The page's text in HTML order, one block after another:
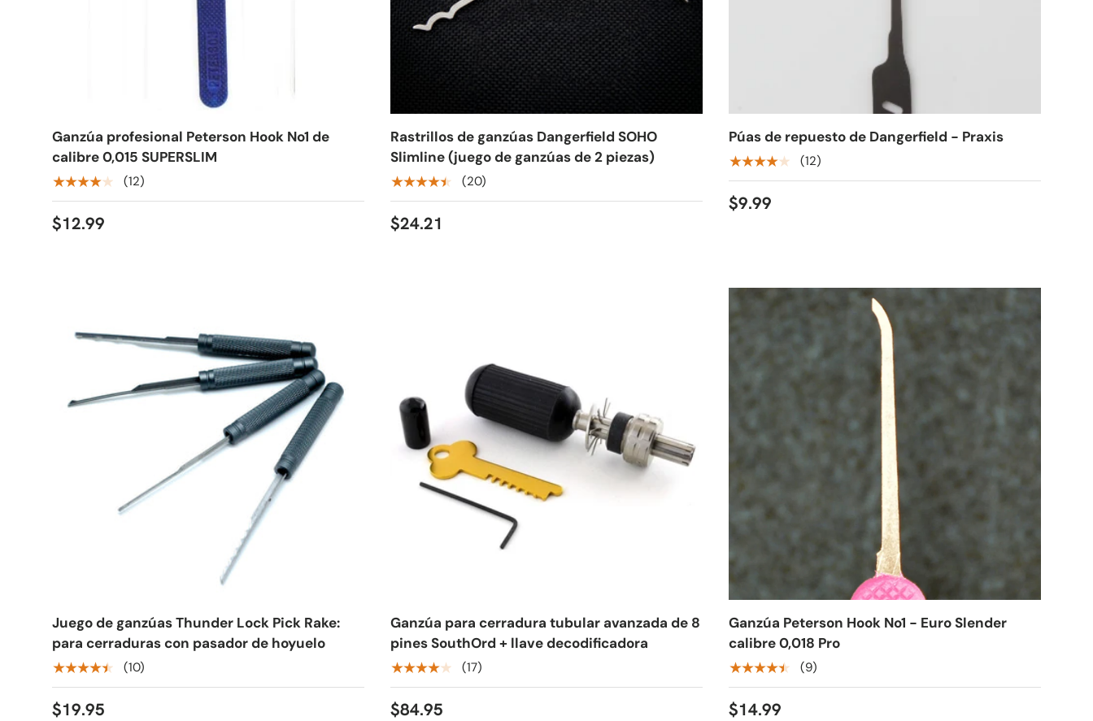
Ganzúa profesional Peterson Hook No1 de
calibre 0,015 SUPERSLIM
★★★★★ (12)
$12.99
Rastrillos de ganzúas Dangerfield SOHO
Slimline (juego de ganzúas de 2 piezas)
★★★★★ (20)
$24.21
Púas de repuesto de Dangerfield - Praxis
★★★★★ (12)
$9.99
Juego de ganzúas Thunder Lock Pick Rake:
para cerraduras con pasador de hoyuelo
★★★★★ (10)
$19.95
Ganzúa para cerradura tubular avanzada de 8
pines SouthOrd + llave decodificadora
★★★★★ (17)
$84.95
Ganzúa Peterson Hook No1 - Euro Slender
calibre 0,018 Pro
★★★★★ (9)
$14.99